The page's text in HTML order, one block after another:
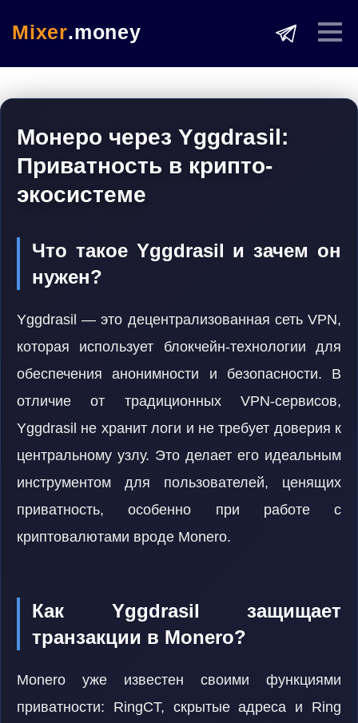
Mixer.money
Монеро через Yggdrasil:
Приватность в крипто-
экосистеме
Что такое Yggdrasil и зачем он
нужен?
Yggdrasil — это децентрализованная сеть VPN,
которая использует блокчейн-технологии для
обеспечения анонимности и безопасности. В
отличие от традиционных VPN-сервисов,
Yggdrasil не хранит логи и не требует доверия к
центральному узлу. Это делает его идеальным
инструментом для пользователей, ценящих
приватность, особенно при работе с
криптовалютами вроде Monero.
Как Yggdrasil защищает
транзакции в Monero?
Monero уже известен своими функциями
приватности: RingCT, скрытые адреса и Ring